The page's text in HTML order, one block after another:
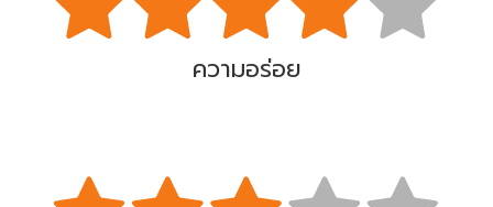
ความอร่อย